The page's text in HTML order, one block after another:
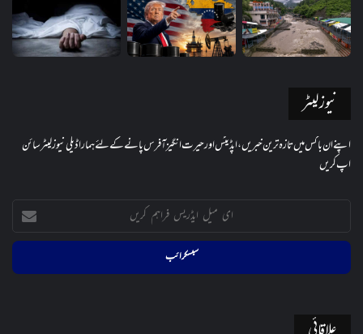
نیوز لیٹر
اپنے ان باکس میں تازہ ترین خبریں، اپڈیٹس اور حیرت انگیز آفرس پانے کے لئے ہمارا ڈیلی نیوز لیٹر سائن
اپ کریں
ایڈریس
کریں